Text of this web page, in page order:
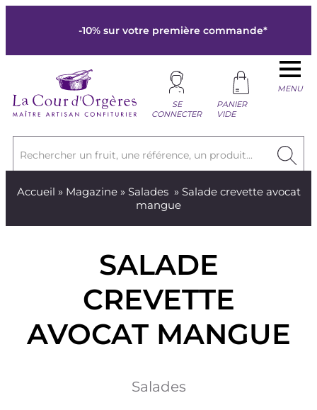
-10% sur votre première commande*
Rechercher un fruit, une référence, un produit...
SE
CONNECTER
PANIER
VIDE
MENU
Accueil » Magazine» Salades » Salade crevette avocat
mangue
SALADE
CREVETTE
AVOCAT MANGUE
Salades